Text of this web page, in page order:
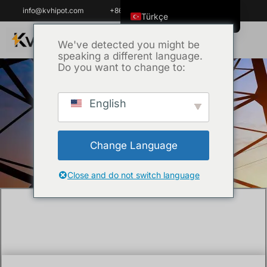
info@kvhipot.com +86 18062060691
/Teknik
/ Kurulum öncesinde
elektrik transformatörlerine hangi testler
We've detected you might be
speaking a different language.
Do you want to change to:
English
Change Language
Close and do not switch language
Türkçe
ไทย
Tiếng Việt
العربية
Español
한국어